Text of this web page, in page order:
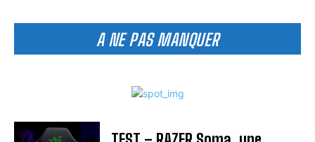
A NE PAS MANQUER